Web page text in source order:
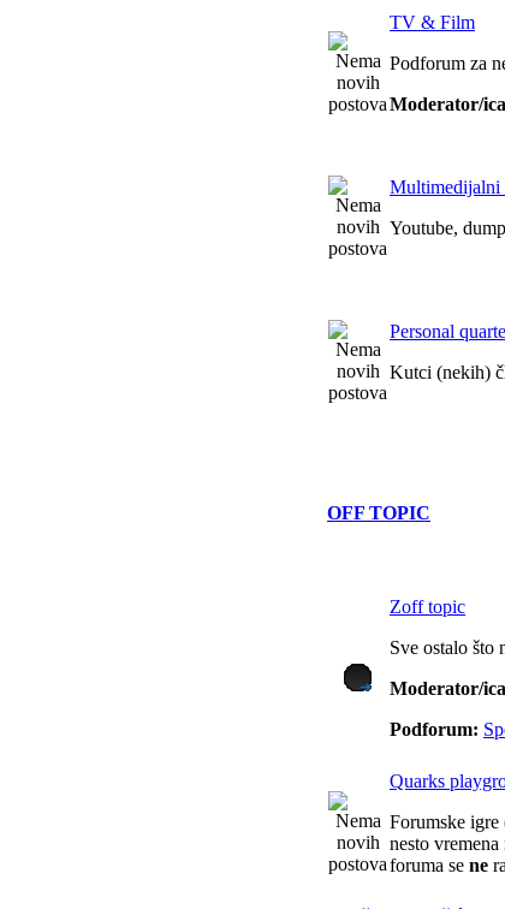
TV & Film
Podforum za
Moderator/
Multimedijalni
Youtube,
Personal
Kutci (nekih)
OFF TOPIC
Zoff topic
Sve ostalo što
Moderator/
Podforum:
Quarks
Forumske igre
nesto
foruma se ne